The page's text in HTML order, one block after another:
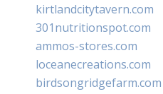
kirtlandcitytavern.com
301nutritionspot.com
ammos-stores.com
loceanecreations.com
birdsongridgefarm.com